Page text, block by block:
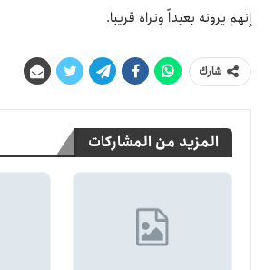
إنهم يرونه بعيداً ونراه قريبا.
شارك
المزيد من المشاركات